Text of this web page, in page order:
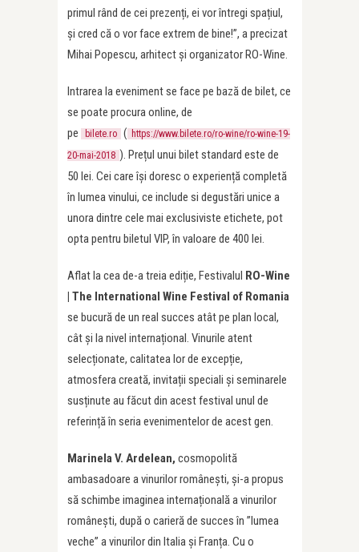
primul rând de cei prezenți, ei vor întregi spațiul,
și cred că o vor face extrem de bine!”, a precizat
Mihai Popescu, arhitect și organizator RO-Wine.
Intrarea la eveniment se face pe bază de bilet, ce
se poate procura online, de
pe
bilete.ro ( https://www.bilete.ro/ro-wine/ro-wine-19-
20-mai-2018 ). Prețul unui bilet standard este de
50 lei. Cei care își doresc o experiență completă
în lumea vinului, ce include si degustări unice a
unora dintre cele mai exclusiviste etichete, pot
opta pentru biletul VIP, în valoare de 400 lei.
Aflat la cea de-a treia ediție, Festivalul RO-Wine
| The International Wine Festival of Romania
se bucură de un real succes atât pe plan local,
cât și la nivel internațional. Vinurile atent
selecționate, calitatea lor de excepție,
atmosfera creată, invitații speciali și seminarele
susținute au făcut din acest festival unul de
referință în seria evenimentelor de acest gen.
Marinela V. Ardelean, cosmopolită
ambasadoare a vinurilor românești, și-a propus
să schimbe imaginea internațională a vinurilor
românești, după o carieră de succes în ”lumea
veche” a vinurilor din Italia și Franța. Cu o